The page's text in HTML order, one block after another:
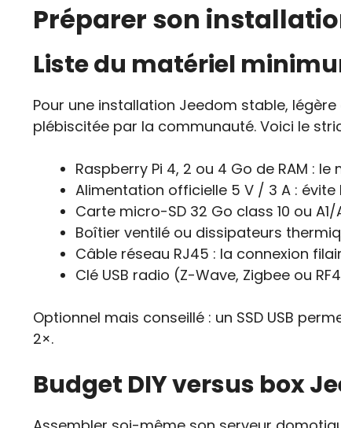
Préparer son
Liste du matériel
Pour une installation Jeedom stable,
plébiscitée par la communauté. Voici le
Raspberry Pi 4, 2 ou 4 Go de RAM :
Alimentation officielle 5 V / 3 A :
Carte micro-SD 32 Go class 10 ou
Boîtier ventilé ou dissipateurs
Câble réseau RJ45 : la connexion
Clé USB radio (Z-Wave, Zigbee ou
Optionnel mais conseillé : un SSD USB
2×.
Budget DIY versus box